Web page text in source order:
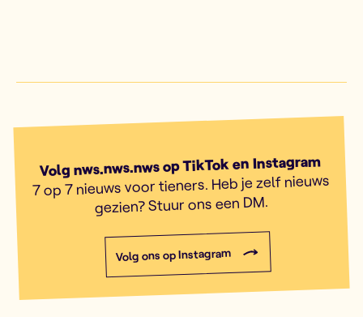
Volg nws.nws.nws op TikTok en Instagram
7 op 7 nieuws voor tieners. Heb je zelf nieuws
gezien? Stuur ons een DM.
Volg ons op Instagram